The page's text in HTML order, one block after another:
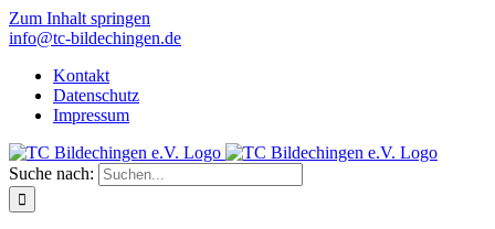
Zum Inhalt springen
info@tc-bildechingen.de
Kontakt
Datenschutz
Impressum
Suche nach: